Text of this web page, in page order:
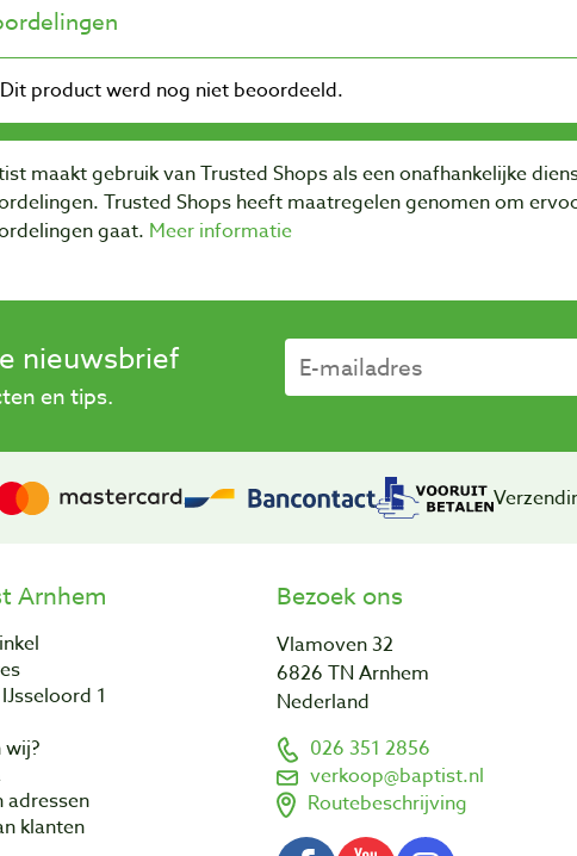
maakt gebruik van Trusted Shops als een onafhankelijke
Trusted Shops heeft maatregelen genomen om
gaat. Meer informatie
nieuwsbrief
en tips.
Arnhem
1
wij?
adressen
klanten
Bezoek ons
Vlamoven 32
6826 TN Arnhem
Nederland
026 351 2856
verkoop@baptist.nl
Routebeschrijving